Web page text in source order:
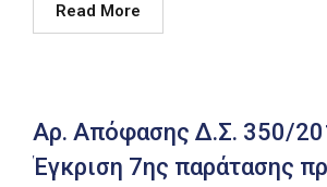
Read More
Αρ. Απόφασης Δ.Σ. 350/
Έγκριση 7ης παράτασης